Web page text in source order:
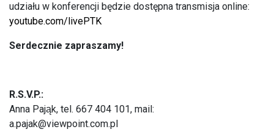
udziału w konferencji będzie dostępna transmisja online:
youtube.com/livePTK
Serdecznie zapraszamy!
R.S.V.P.:
Anna Pająk, tel. 667 404 101, mail:
a.pajak@viewpoint.com.pl